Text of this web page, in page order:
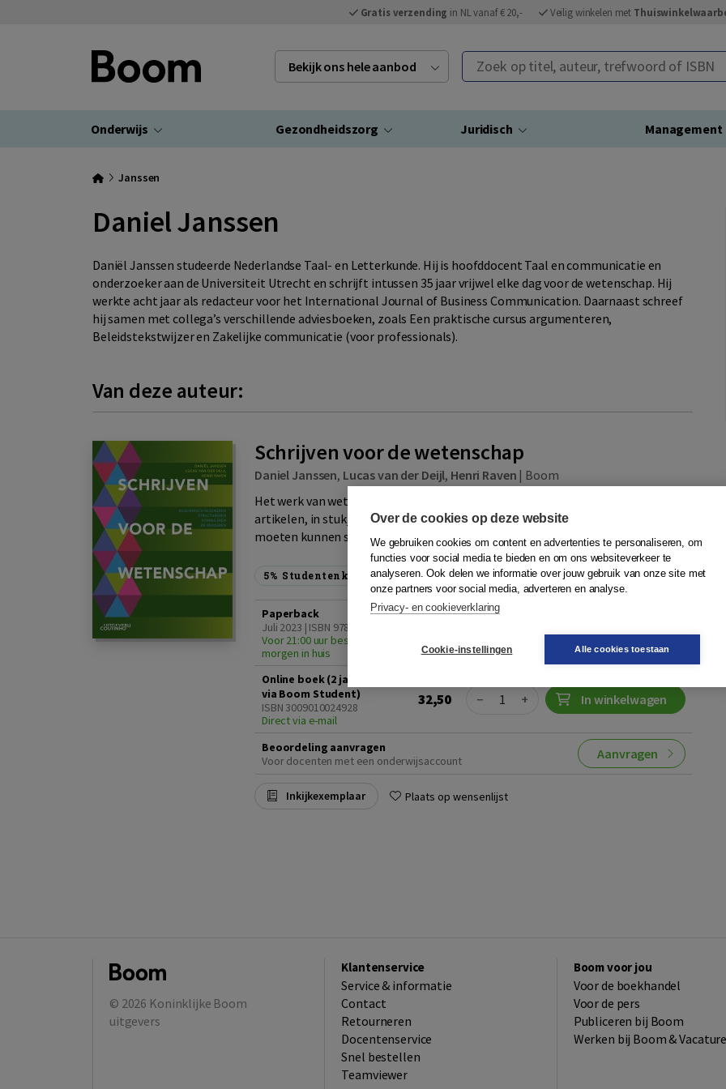
Gratis verzending in NL vanaf € 20,- Veilig winkelen met
Bekijk ons hele aanbod Zoek op titel, auteur, trefwoord of ISBN
Onderwijs Gezondheidszorg Juridisch Management
Janssen
Daniel Janssen
Daniël Janssen studeerde Nederlandse Taal- en Letterkunde. Hij is hoofddocent Taal en communicatie en
onderzoeker aan de Universiteit Utrecht en schrijft intussen 35 jaar vrijwel elke dag voor de wetenschap. Hij
werkte acht jaar als redacteur voor het International Journal of Business Communication. Daarnaast schreef
hij samen met collega’s verschillende adviesboeken, zoals Een praktische cursus argumenteren,
Beleidstekstwijzer en Zakelijke communicatie (voor professionals).
Van deze auteur:
Schrijven voor de wetenschap
Daniel Janssen, Lucas van der Deijl, Henri Raven | Boom
Het werk van wetenschappers mondt altijd uit in teksten. In boeken, in
artikelen, in stukjes in de krant. Wie zich wil handhaven in de wetenschap, zal dus
moeten kunnen schrijven. Maar ook voor stu...Meer
5% Studentenkorting
Paperback
Juli 2023 | ISBN 9789046908624
Voor 21:00 uur besteld,
morgen in huis
In winkelwagen
Online boek (2 jaar toegang
via Boom Student)
ISBN 3009010024928
Direct via e-mail
32,50 Quantity
− + In winkelwagen
Beoordeling aanvragen
Voor docenten met een onderwijsaccount
Aanvragen
Inkijkexemplaar Plaats op wensenlijst
© 2026 Koninklijke Boom
uitgevers
Klantenservice
Service & informatie
Contact
Retourneren
Docentenservice
Snel bestellen
Teamviewer
Boom voor jou
Voor de boekhandel
Voor de pers
Publiceren bij Boom
Werken bij Boom &
Over de cookies op deze website
We gebruiken cookies om content en advertenties te personaliseren, om
functies voor social media te bieden en om ons websiteverkeer te
analyseren. Ook delen we informatie over jouw gebruik van onze site met
onze partners voor social media, adverteren en analyse.
Privacy- en cookieverklaring
Cookie-instellingen Alle cookies toestaan